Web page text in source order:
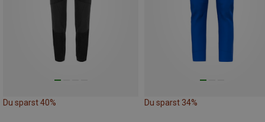
Du sparst 40% Du sparst 34%